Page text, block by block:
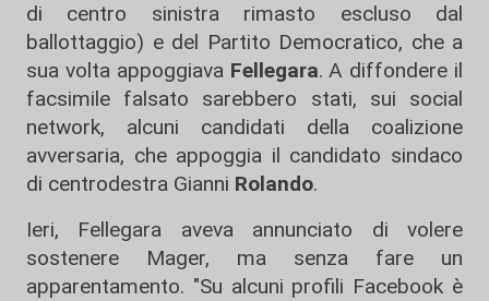
di centro sinistra rimasto escluso dal
ballottaggio) e del Partito Democratico, che a
sua volta appoggiava Fellegara. A diffondere il
facsimile falsato sarebbero stati, sui social
network, alcuni candidati della coalizione
avversaria, che appoggia il candidato sindaco
di centrodestra Gianni Rolando.
Ieri, Fellegara aveva annunciato di volere
sostenere Mager, ma senza fare un
apparentamento. "Su alcuni profili Facebook è